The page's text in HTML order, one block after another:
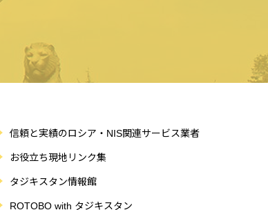
信頼と実績のロシア・NIS関連サービス業者
お役立ち現地リンク集
タジキスタン情報館
ROTOBO with タジキスタン